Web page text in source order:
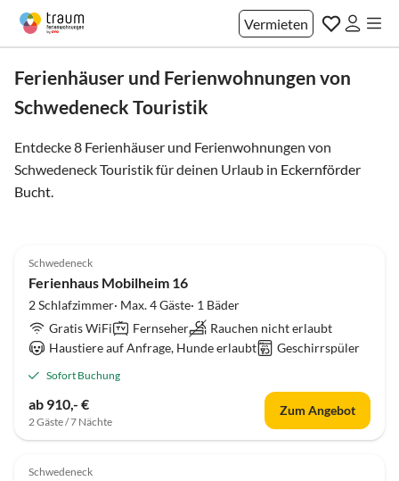
Vermieten
Ferienhäuser und Ferienwohnungen von
Schwedeneck Touristik
Entdecke 8 Ferienhäuser und Ferienwohnungen von
Schwedeneck Touristik für deinen Urlaub in Eckernförder
Bucht.
Schwedeneck
Ferienhaus Mobilheim 16
2 Schlafzimmer· Max. 4 Gäste· 1 Bäder
Gratis WiFi
Fernseher
Rauchen nicht erlaubt
Haustiere auf Anfrage, Hunde erlaubt
Geschirrspüler
Sofort Buchung
ab 910,- €
2 Gäste / 7 Nächte
Zum Angebot
Schwedeneck